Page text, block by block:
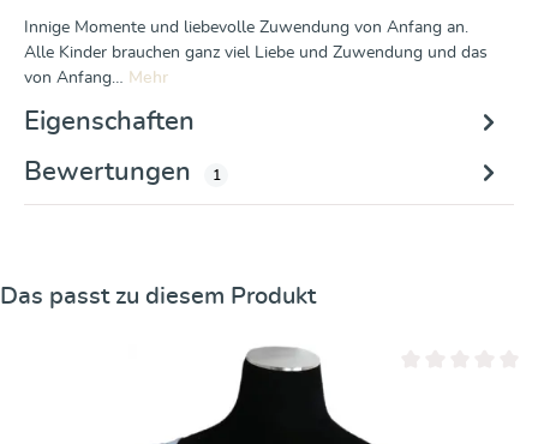
Innige Momente und liebevolle Zuwendung von Anfang an.
Alle Kinder brauchen ganz viel Liebe und Zuwendung und das
von Anfang… Mehr
Eigenschaften
Bewertungen
1
Produktgalerie überspringen
Das passt zu diesem Produkt